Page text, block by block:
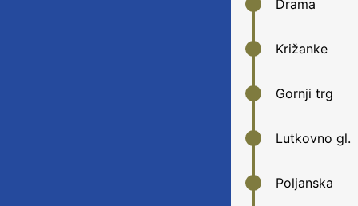
Drama
Križanke
Gornji trg
Lutkovno gl.
Poljanska